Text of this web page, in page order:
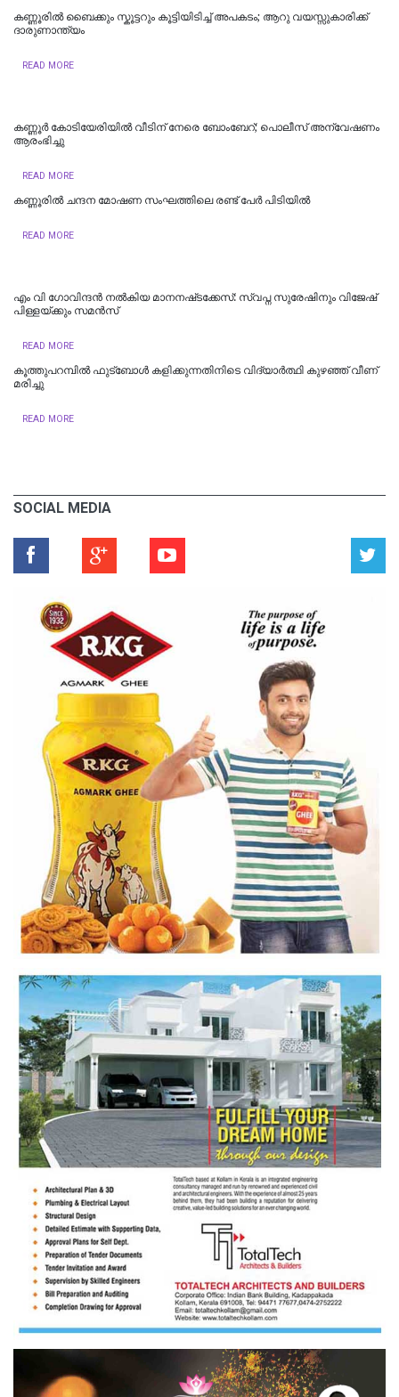
കണ്ണൂരില്‍ ബൈക്കും സ്കൂട്ടറും കൂട്ടിയിടിച്ച് അപകടം; ആറു വയസ്സുകാരിക്ക്
ദാരുണാന്ത്യം
READ MORE
കണ്ണൂർ കോടിയേരിയിൽ വീടിന് നേരെ ബോംബേറ്; പൊലീസ് അന്വേഷണം
ആരംഭിച്ചു
READ MORE
കണ്ണൂരില്‍ ചന്ദന മോഷണ സംഘത്തിലെ രണ്ട് പേര്‍ പിടിയിൽ
READ MORE
എം വി ഗോവിന്ദൻ നൽകിയ മാനനഷ്‌ടക്കേസ്: സ്വപ്ന സുരേഷിനും വിജേഷ്‌
പിള്ളയ്‌ക്കും സമൻസ്‌
READ MORE
കൂത്തുപറമ്പിൽ ഫുട്ബോൾ കളിക്കുന്നതിനിടെ വിദ്യാർത്ഥി കുഴഞ്ഞ് വീണ്
മരിച്ചു
READ MORE
SOCIAL MEDIA